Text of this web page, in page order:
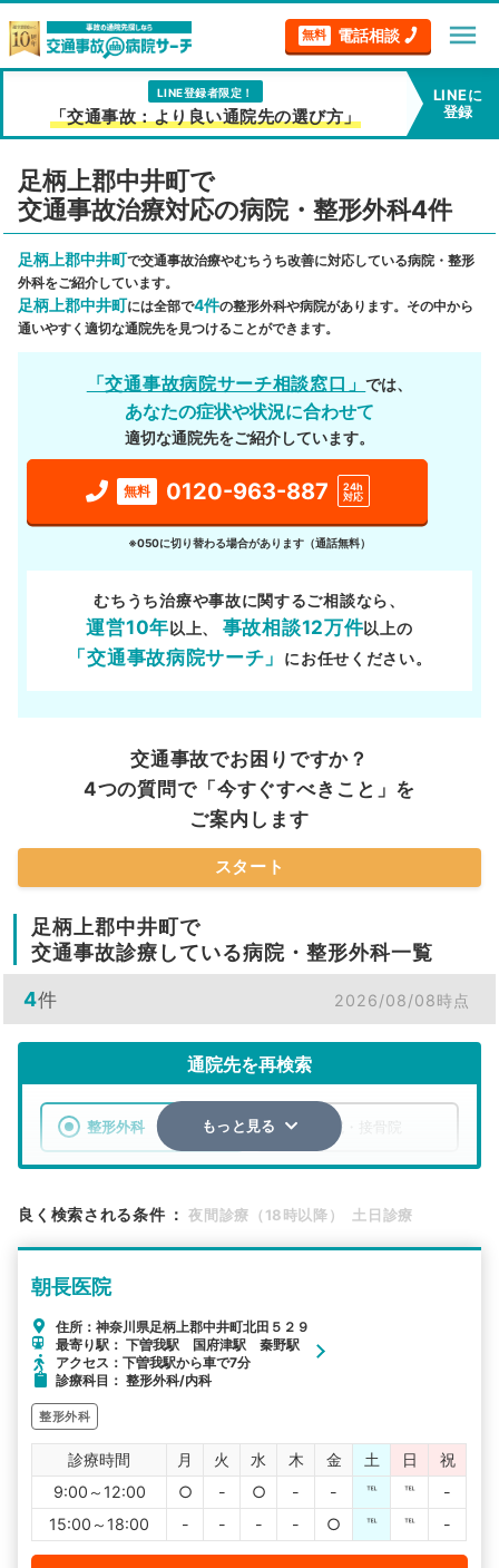
無料 電話相談 menu
LINE登録者限定！
「交通事故：より良い通院先の選び方」
LINEに
登録
足柄上郡中井町で
交通事故治療対応の病院・整形外科4件
足柄上郡中井町で交通事故治療やむちうち改善に対応している病院・整形
外科をご紹介しています。
足柄上郡中井町には全部で4件の整形外科や病院があります。その中から
通いやすく適切な通院先を見つけることができます。
「交通事故病院サーチ相談窓口」では、
あなたの症状や状況に合わせて
適切な通院先をご紹介しています。
無料 0120-963-887
24h
対応
※050に切り替わる場合があります（通話無料）
むちうち治療や事故に関するご相談なら、
運営10年以上、 事故相談12万件以上の
「交通事故病院サーチ」 にお任せください。
交通事故でお困りですか？
4つの質問で「今すぐすべきこと」を
ご案内します
スタート
足柄上郡中井町で
交通事故診療している病院・整形外科一覧
4件 2026/08/08時点
通院先を再検索
整形外科 整骨院・接骨院
検索する
その他の検索方法
駅から探す
もっと見る
良く検索される条件 ： 夜間診療（18時以降） 土日診療
朝長医院
住所：神奈川県足柄上郡中井町北田５２９
最寄り駅： 下曽我駅 国府津駅 秦野駅
アクセス：下曽我駅から車で7分
診療科目： 整形外科/内科
整形外科
診療時間 月 火 水 木 金 土 日
祝
9:00～12:00
○ - ○ - - ℡ ℡
-
15:00～18:00
- - - - ○ ℡ ℡ -